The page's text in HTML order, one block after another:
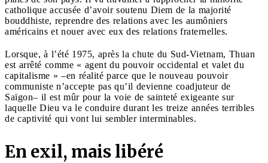
catholique accusée d’avoir soutenu Diem de la majorité
bouddhiste, reprendre des relations avec les aumôniers
américains et nouer avec eux des relations fraternelles.
Lorsque, à l’été 1975, après la chute du Sud-Vietnam, Thuan
est arrêté comme « agent du pouvoir occidental et valet du
capitalisme » –en réalité parce que le nouveau pouvoir
communiste n’accepte pas qu’il devienne coadjuteur de
Saïgon– il est mûr pour la voie de sainteté exigeante sur
laquelle Dieu va le conduire durant les treize années terribles
de captivité qui vont lui sembler interminables.
En exil, mais libéré